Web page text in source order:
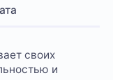
своих
и